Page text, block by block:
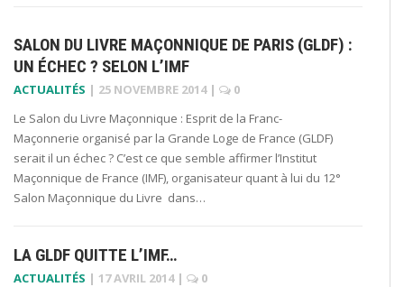
SALON DU LIVRE MAÇONNIQUE DE PARIS (GLDF) :
UN ÉCHEC ? SELON L’IMF
ACTUALITÉS | 25 NOVEMBRE 2014 |
0
Le Salon du Livre Maçonnique : Esprit de la Franc-
Maçonnerie organisé par la Grande Loge de France (GLDF)
serait il un échec ? C’est ce que semble affirmer l’Institut
Maçonnique de France (IMF), organisateur quant à lui du 12°
Salon Maçonnique du Livre dans…
LA GLDF QUITTE L’IMF…
ACTUALITÉS | 17 AVRIL 2014 |
0